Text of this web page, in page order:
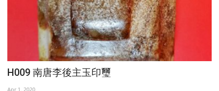
H009 南唐李後主玉印璽
Apr 1, 2020